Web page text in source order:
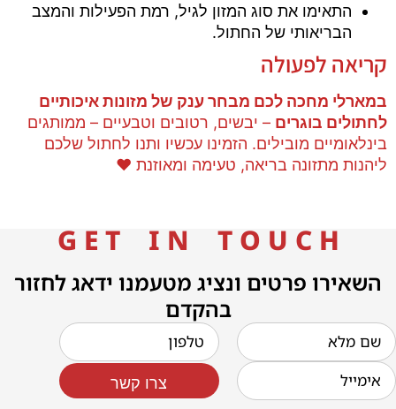
התאימו את סוג המזון לגיל, רמת הפעילות והמצב
הבריאותי של החתול.
קריאה לפעולה
במארלי מחכה לכם מבחר ענק של מזונות איכותיים
לחתולים בוגרים – יבשים, רטובים וטבעיים – ממותגים
בינלאומיים מובילים. הזמינו עכשיו ותנו לחתול שלכם
ליהנות מתזונה בריאה, טעימה ומאוזנת ❤️
G E T I N T O U C H
השאירו פרטים ונציג מטעמנו ידאג לחזור
בהקדם
צרו קשר